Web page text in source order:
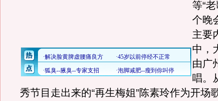
等“
个晚
主要
中，
由广
唱。
秀节目走出来的“再生梅姐”陈素玲作为开场